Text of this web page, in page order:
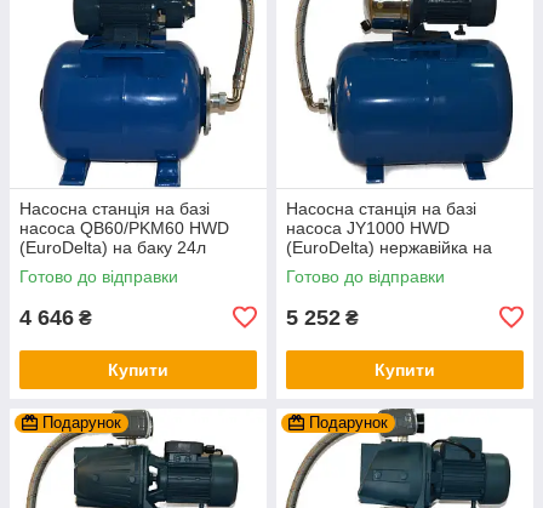
Насосна станція на базі
насоса QB60/PKM60 HWD
(EuroDelta) на баку 24л
(гарантія 2 роки)
Готово до відправки
4 646 ₴
Купити
Насосна станція на базі
насоса JY1000 HWD
(EuroDelta) нержавійка на
баку 50л (гарантія 2 роки)
Готово до відправки
5 252 ₴
Купити
Подарунок Подарунок